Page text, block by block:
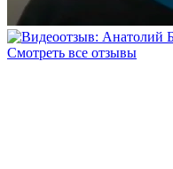
Смотреть все отзывы